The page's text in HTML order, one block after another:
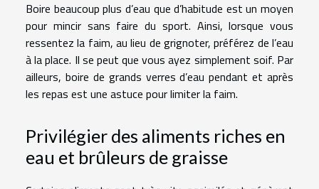
Boire beaucoup plus d’eau que d’habitude est un moyen
pour mincir sans faire du sport. Ainsi, lorsque vous
ressentez la faim, au lieu de grignoter, préférez de l’eau
à la place. Il se peut que vous ayez simplement soif. Par
ailleurs, boire de grands verres d’eau pendant et après
les repas est une astuce pour limiter la faim.
Privilégier des aliments riches en
eau et brûleurs de graisse